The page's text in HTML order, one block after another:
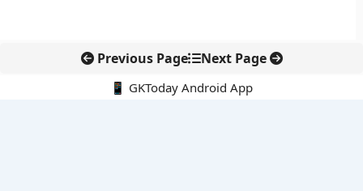
Previous Page Next Page
📱 GKToday Android App